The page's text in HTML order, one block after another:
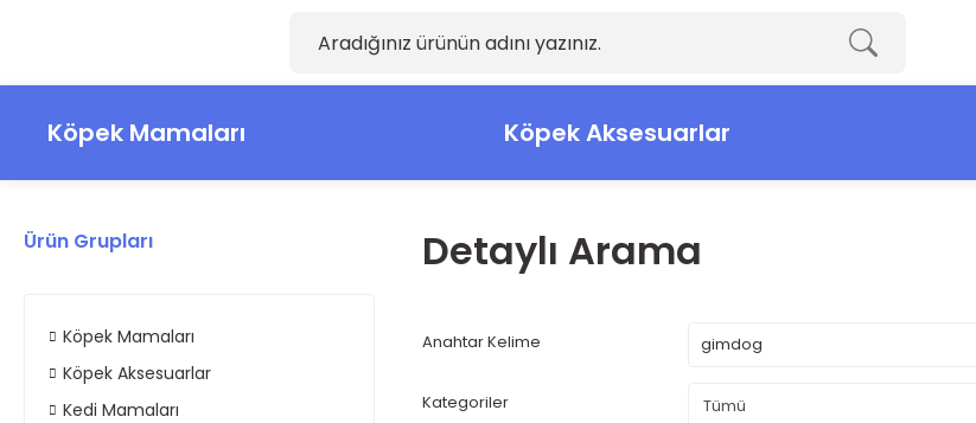
Köpek Mamaları Köpek Aksesuarlar
Ürün Grupları
Köpek Mamaları
Köpek Aksesuarlar
Kedi Mamaları
Detaylı Arama
Anahtar Kelime
Kategoriler